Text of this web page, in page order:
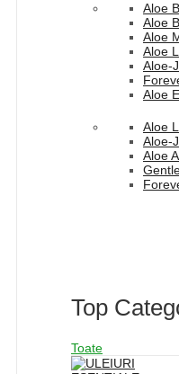
Aloe
Aloe
Aloe
Aloe
Aloe-
Aloe
Aloe
Aloe-
Aloe
Top
Toate